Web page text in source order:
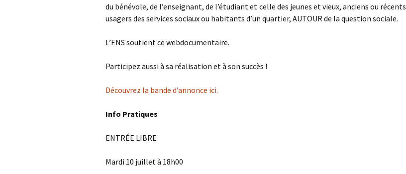
du bénévole, de l’enseignant, de l’étudiant et celle des jeunes et vieux, anciens ou récents
usagers des services sociaux ou habitants d’un quartier, AUTOUR de la question sociale.
L’ENS soutient ce webdocumentaire.
Participez aussi à sa réalisation et à son succès !
Découvrez la bande d’annonce ici.
Info Pratiques
ENTRÉE LIBRE
Mardi 10 juillet à 18h00